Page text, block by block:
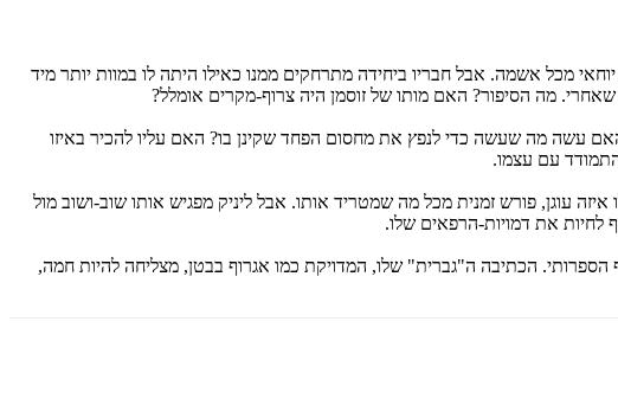
מכל אשמה. אבל חבריו ביחידה מתרחקים ממנו כאילו היתה לו במוות יותר מיד
מה הסיפור? האם מותו של זוסמן היה צרוף-מקרים אומלל?
עשה מה שעשה כדי לנפץ את מחסום הפחד שקינן בו? האם עליו להכיר באיזו
עם עצמו.
עוגן, פורש זמנית מכל מה שמטריד אותו. אבל ליניק מפגיש אותו שוב-ושוב מול
את דמויות-הרפאים שלו.
הכתיבה ה"גברית" שלו, המדויקת כמו אגרוף בבטן, מצליחה להיות חמה,